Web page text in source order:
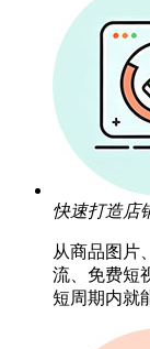
快速打造店
从商品图片
流、免费短
短周期内就